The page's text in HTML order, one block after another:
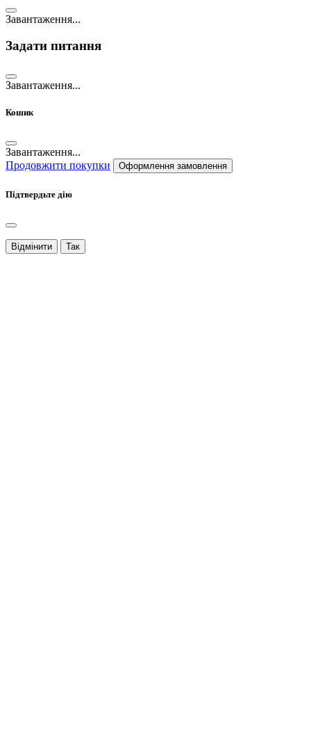
Завантаження...
Задати питання
Завантаження...
Кошик
Завантаження...
Продовжити покупки
Оформлення замовлення
Підтвердьте дію
Відмінити Так